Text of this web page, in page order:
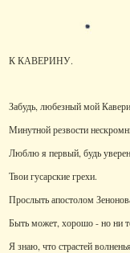
К КАВЕРИНУ.
Забудь, любезный мой
Минутной резвости
Люблю я первый, будь
Твои гусарские грехи.
Прослыть апостолом
Быть может, хорошо - но ни
Я знаю, что страстей